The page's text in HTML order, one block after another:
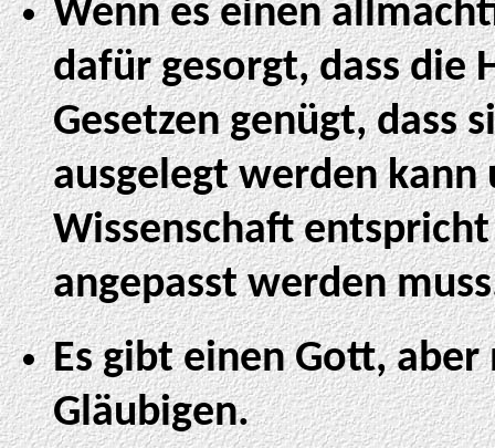
Wenn es einen
dafür gesorgt, dass die
Gesetzen genügt, dass
ausgelegt werden kann
Wissenschaft
angepasst werden
Es gibt einen Gott,
Gläubigen.